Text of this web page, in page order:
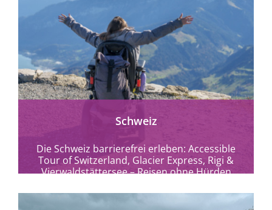
Schweiz
Die Schweiz barrierefrei erleben: Accessible
Tour of Switzerland, Glacier Express, Rigi &
Vierwaldstättersee – Reisen ohne Hürden